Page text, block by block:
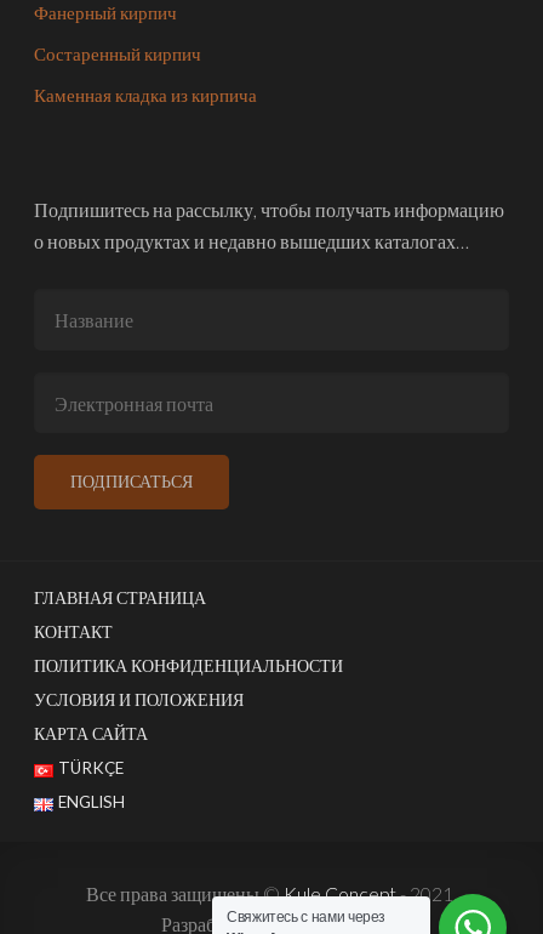
Фанерный кирпич
Состаренный кирпич
Каменная кладка из кирпича
Подпишитесь на рассылку, чтобы получать информацию
о новых продуктах и недавно вышедших каталогах…
ГЛАВНАЯ СТРАНИЦА
КОНТАКТ
ПОЛИТИКА КОНФИДЕНЦИАЛЬНОСТИ
УСЛОВИЯ И ПОЛОЖЕНИЯ
КАРТА САЙТА
TÜRKÇE
ENGLISH
Все права защищены ©Kule Concept- 2021.
Разработано:Harun İstenci
Свяжитесь с нами через